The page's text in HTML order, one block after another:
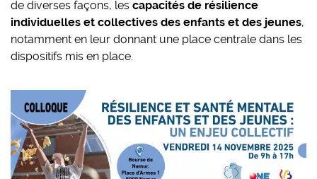
de diverses façons, les capacités de résilience
individuelles et collectives des enfants et des jeunes,
notamment en leur donnant une place centrale dans les
dispositifs mis en place.